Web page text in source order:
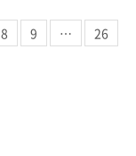
8 9 …
26